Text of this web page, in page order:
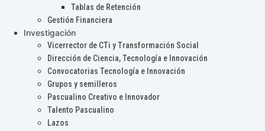
Tablas de Retención
Gestión Financiera
Investigación
Vicerrector de CTi y Transformación Social
Dirección de Ciencia, Tecnología e Innovación
Convocatorias Tecnología e Innovación
Grupos y semilleros
Pascualino Creativo e Innovador
Talento Pascualino
Lazos